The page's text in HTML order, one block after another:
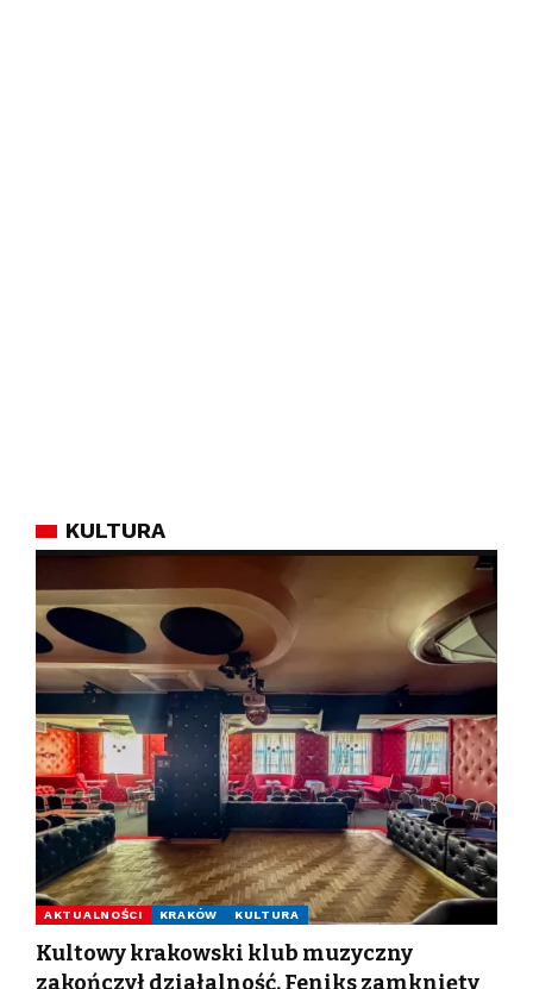
KULTURA
AKTUALNOŚCI KRAKÓW KULTURA
Kultowy krakowski klub muzyczny
zakończył działalność. Feniks zamknięty